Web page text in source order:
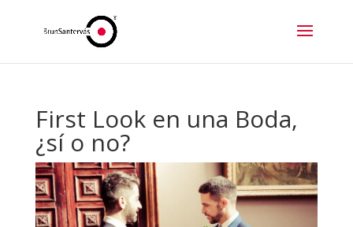
First Look en una Boda,
¿sí o no?